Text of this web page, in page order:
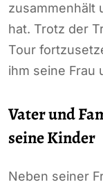
zusammenhält
hat. Trotz der
Tour
ihm seine Frau
Vater und
seine Kinder
Neben seiner